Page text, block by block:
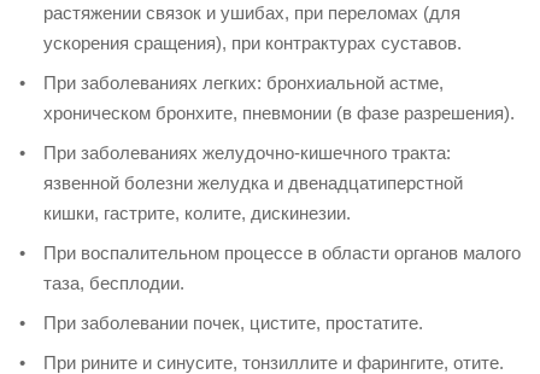
растяжении связок и ушибах, при переломах (для
ускорения сращения), при контрактурах суставов.
При заболеваниях легких: бронхиальной астме,
хроническом бронхите, пневмонии (в фазе разрешения).
При заболеваниях желудочно-кишечного тракта:
язвенной болезни желудка и двенадцатиперстной
кишки, гастрите, колите, дискинезии.
При воспалительном процессе в области органов малого
таза, бесплодии.
При заболевании почек, цистите, простатите.
При рините и синусите, тонзиллите и фарингите, отите.